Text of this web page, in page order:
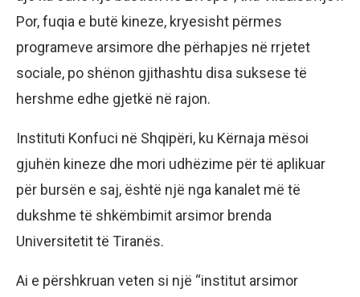
Por, fuqia e butë kineze, kryesisht përmes
programeve arsimore dhe përhapjes në rrjetet
sociale, po shënon gjithashtu disa suksese të
hershme edhe gjetkë në rajon.
Instituti Konfuci në Shqipëri, ku Kërnaja mësoi
gjuhën kineze dhe mori udhëzime për të aplikuar
për bursën e saj, është një nga kanalet më të
dukshme të shkëmbimit arsimor brenda
Universitetit të Tiranës.
Ai e përshkruan veten si një “institut arsimor